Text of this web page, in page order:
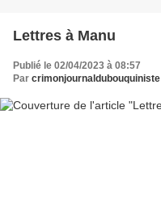
Lettres à Manu
Publié le 02/04/2023 à 08:57
Par crimonjournaldubouquiniste